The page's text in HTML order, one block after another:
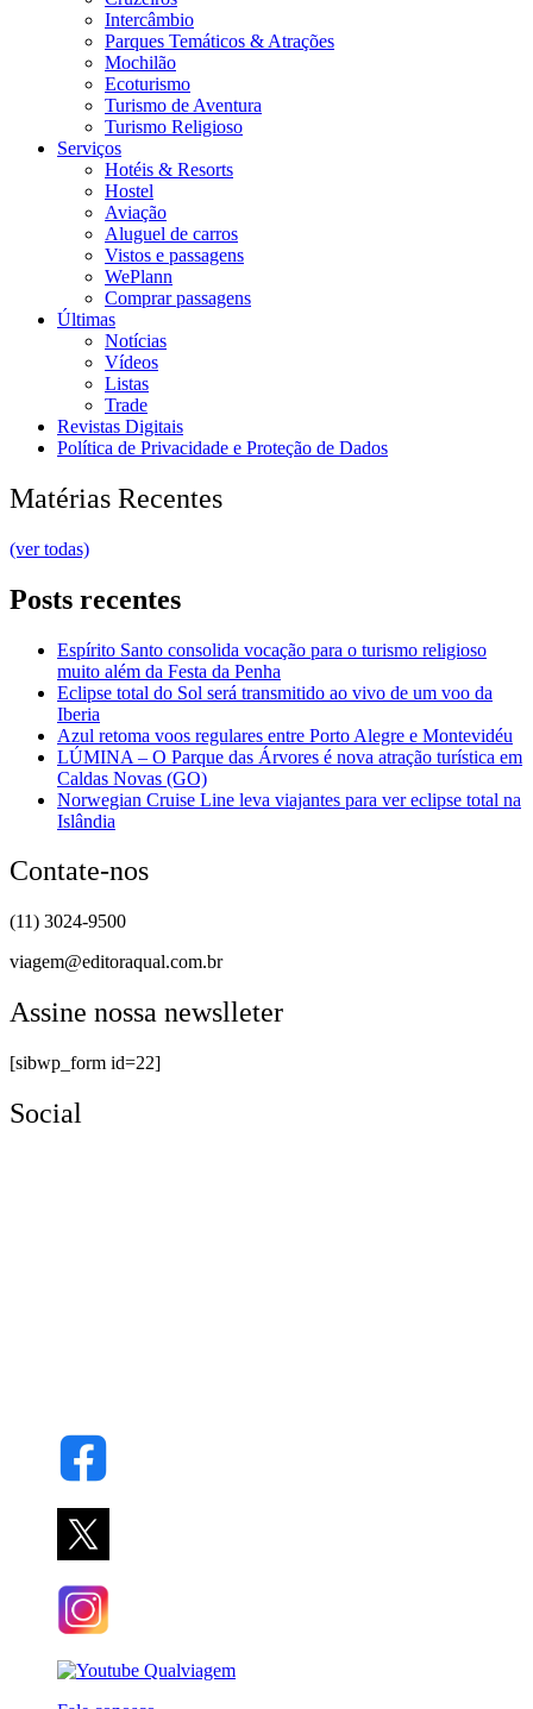
Intercâmbio
Parques Temáticos & Atrações
Mochilão
Ecoturismo
Turismo de Aventura
Turismo Religioso
Serviços
Hotéis & Resorts
Hostel
Aviação
Aluguel de carros
Vistos e passagens
WePlann
Comprar passagens
Últimas
Notícias
Vídeos
Listas
Trade
Revistas Digitais
Política de Privacidade e Proteção de Dados
Matérias Recentes
(ver todas)
Posts recentes
Espírito Santo consolida vocação para o turismo religioso
muito além da Festa da Penha
Eclipse total do Sol será transmitido ao vivo de um voo da
Iberia
Azul retoma voos regulares entre Porto Alegre e Montevidéu
LÚMINA – O Parque das Árvores é nova atração turística em
Caldas Novas (GO)
Norwegian Cruise Line leva viajantes para ver eclipse total na
Islândia
Contate-nos
(11) 3024-9500
viagem@editoraqual.com.br
Assine nossa newslleter
[sibwp_form id=22]
Social